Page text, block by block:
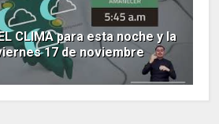
CLIMA para esta noche y la
17 de noviembre